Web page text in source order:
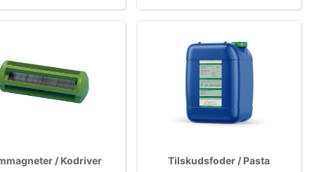
/ Kodriver Tilskudsfoder / Pasta